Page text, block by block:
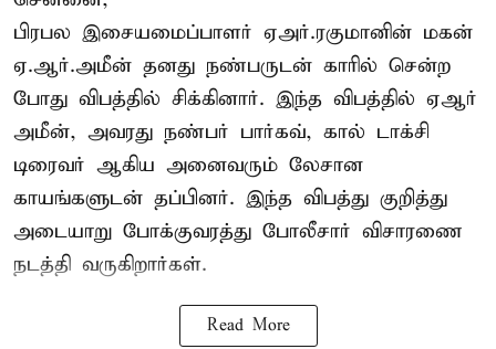
பிரபல இசையமைப்பாளர் ஏஅர்.ரகுமானின் மகன்
ஏ.ஆர்.அமீன் தனது நண்பருடன் காரில் சென்ற
போது விபத்தில் சிக்கினார். இந்த விபத்தில் ஏஆர்
அமீன், அவரது நண்பர் பார்கவ், கால் டாக்சி
டிரைவர் ஆகிய அனைவரும் லேசான
காயங்களுடன் தப்பினர். இந்த விபத்து குறித்து
அடையாறு போக்குவரத்து போலீசார் விசாரணை
நடத்தி வருகிறார்கள்.
Read More